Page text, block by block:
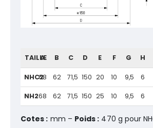
TAILLE
A B C D E F G H
NHC2
68 62 71,5 150 20 10 9,5 6
NH268 62 71,5 150 25 10 9,5 6
Cotes : mm – Poids : 470 g pour